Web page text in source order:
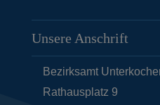
Unsere Anschrift
Bezirksamt
Rathausplatz 9